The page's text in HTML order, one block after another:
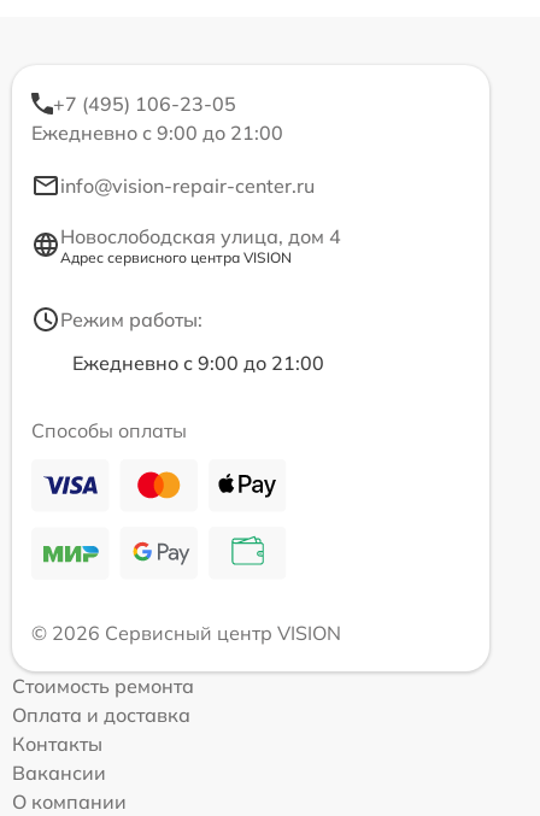
+7 (495) 106-23-05
Ежедневно с 9:00 до 21:00
info@vision-repair-center.ru
Новослободская улица, дом 4
Адрес сервисного центра VISION
Режим работы:
Ежедневно с 9:00 до 21:00
Способы оплаты
© 2026 Сервисный центр VISION
Стоимость ремонта
Оплата и доставка
Контакты
Вакансии
О компании